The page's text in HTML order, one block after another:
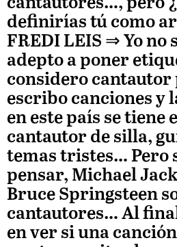
definirías tú como
FREDI LEIS ⇒ Yo no
adepto a poner
considero cantautor
escribo canciones y
en este país se tiene
cantautor de silla,
temas tristes… Pero
pensar, Michael
Bruce Springsteen
cantautores… Al
en ver si una